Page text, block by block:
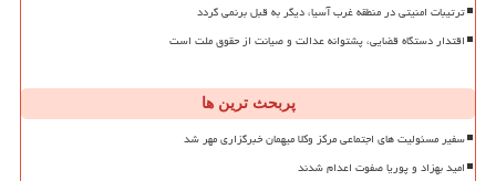
ترتیبات امنیتی در منطقه غرب آسیا، دیگر به قبل برنمی گردد
اقتدار دستگاه قضایی، پشتوانه عدالت و صیانت از حقوق ملت است
پربحث ترین ها
سفیر مسئولیت های اجتماعی مرکز وکلا میهمان خبرگزاری مهر شد
امید بهزاد و پوریا صفوت اعدام شدند